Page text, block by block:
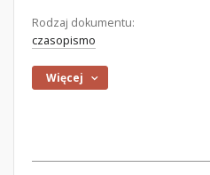
Rodzaj dokumentu:
czasopismo
Więcej